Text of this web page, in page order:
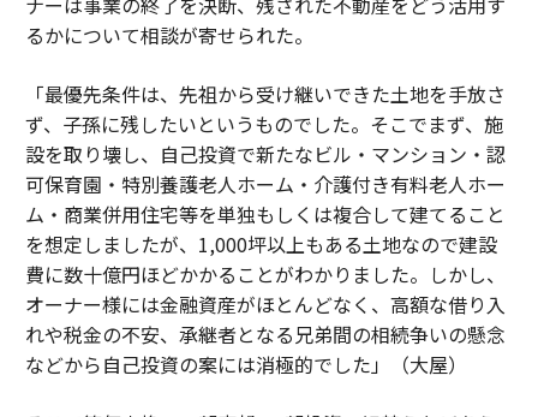
るかについて相談が寄せられた。
「最優先条件は、先祖から受け継いできた土地を手放さ
ず、子孫に残したいというものでした。そこでまず、施
設を取り壊し、自己投資で新たなビル・マンション・認
可保育園・特別養護老人ホーム・介護付き有料老人ホー
ム・商業併用住宅等を単独もしくは複合して建てること
を想定しましたが、1,000坪以上もある土地なので建設
費に数十億円ほどかかることがわかりました。しかし、
オーナー様には金融資産がほとんどなく、高額な借り入
れや税金の不安、承継者となる兄弟間の相続争いの懸念
などから自己投資の案には消極的でした」（大屋）